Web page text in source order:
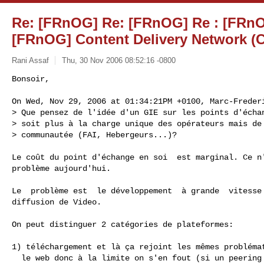
Re: [FRnOG] Re: [FRnOG] Re :
[FRnOG] Content Delivery Network
Rani Assaf Thu, 30 Nov 2006 08:52:16 -0800
Bonsoir,
On Wed, Nov 29, 2006 at 01:34:21PM +0100, Marc-
> Que pensez de l'idée d'un GIE sur les points
> soit plus à la charge unique des opérateurs mais
> communautée (FAI, Hebergeurs...)?
Le coût du point d'échange en soi  est marginal. Ce
problème aujourd'hui.
Le  problème est  le développement  à grande
diffusion de Video.
On peut distinguer 2 catégories de plateformes:
1) téléchargement et là ça rejoint les mêmes